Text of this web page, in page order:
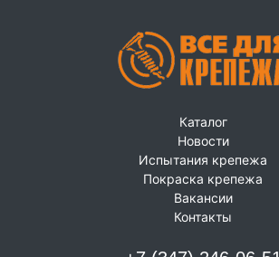
Каталог
Новости
Испытания крепежа
Покраска крепежа
Вакансии
Контакты